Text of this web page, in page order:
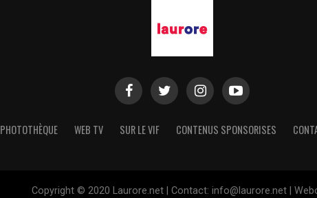
PHOTOTHÈQUE WEB TV SUR LE VIF CONTENUS SPONSORISES
Copyright © 2020 Laurore.net | Contact: info@laurore.net |